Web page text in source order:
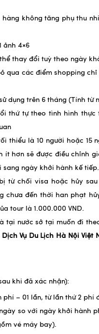
không tăng phụ thu
ảnh 4×6
thay đổi tuỳ theo ngày
qua các điểm shopping
dụng trên 6 tháng (Tính từ
thứ tự theo tình hình thực
thiểu là 10 người hoặc 15
ít hơn sẽ được điều chỉnh
ngày khởi hành kế tiếp.
từ chối visa hoặc hủy
chưa đến thời han phạt
tour là 1.000.000 VND.
tại nước sở tại muốn đi
Dịch Vụ Du Lịch Hà Nội Việt
khi đã xác nhận):
– 01 lần, từ lần thứ 2 phí
so với ngày khởi hành
vé máy bay).